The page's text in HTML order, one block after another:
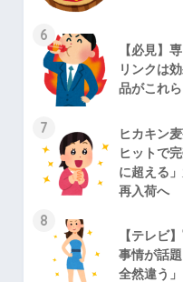
6
【必見】
リンクは
品がこれ
7
ヒカキン
ヒットで
に超える
再入荷へ
8
【テレビ
事情が話
全然違う」